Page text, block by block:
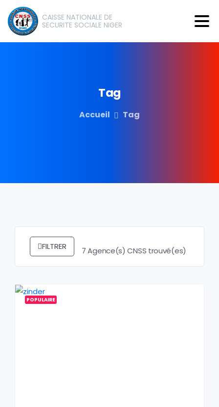
CAISSE NATIONALE DE
SECURITE SOCIALE NIGER
Tag
Accueil Tag
FILTRER 7Agence(s) CNSS trouvé(es)
POPULAIRE